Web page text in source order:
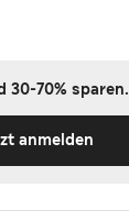
30-70% sparen.
anmelden